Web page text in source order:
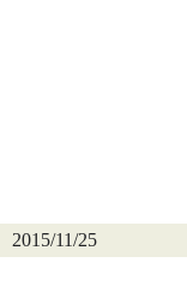
2015/11/25